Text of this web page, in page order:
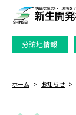
分譲地情報
ホーム お知らせ